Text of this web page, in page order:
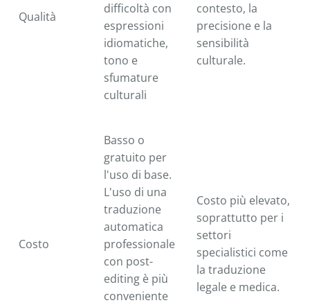
Qualità
difficoltà con
espressioni
idiomatiche,
tono e
sfumature
culturali
contesto, la
precisione e la
sensibilità
culturale.
Costo
Basso o
gratuito per
l'uso di base.
L'uso di una
traduzione
automatica
professionale
con post-
editing è più
conveniente
Costo più elevato,
soprattutto per i
settori
specialistici come
la traduzione
legale e medica.